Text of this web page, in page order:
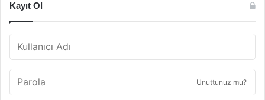
Kayıt Ol
Unuttunuz mu?